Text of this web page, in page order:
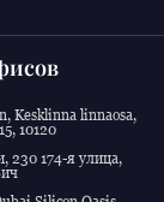
Kesklinna linnaosa,
10120
174-я улица,